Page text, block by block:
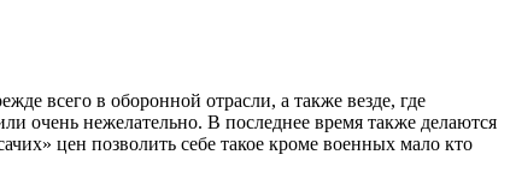
всего в оборонной отрасли, а также везде, где
очень нежелательно. В последнее время также делаются
цен позволить себе такое кроме военных мало кто